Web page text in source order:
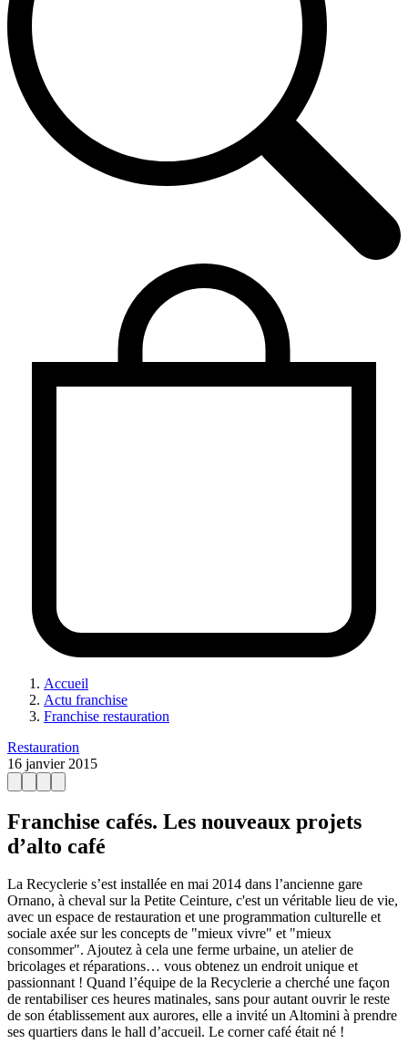
Accueil
Actu franchise
Franchise restauration
Restauration
16 janvier 2015
Franchise cafés. Les nouveaux projets
d’alto café
La Recyclerie s’est installée en mai 2014 dans l’ancienne gare
Ornano, à cheval sur la Petite Ceinture, c'est un véritable lieu de vie,
avec un espace de restauration et une programmation culturelle et
sociale axée sur les concepts de "mieux vivre" et "mieux
consommer". Ajoutez à cela une ferme urbaine, un atelier de
bricolages et réparations… vous obtenez un endroit unique et
passionnant ! Quand l’équipe de la Recyclerie a cherché une façon
de rentabiliser ces heures matinales, sans pour autant ouvrir le reste
de son établissement aux aurores, elle a invité un Altomini à prendre
ses quartiers dans le hall d’accueil. Le corner café était né !